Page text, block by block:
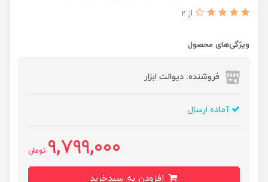
از 2
ویژگی‌های محصول
فروشنده: دیوالت ابزار
آماده ارسال
9,799,000 تومان